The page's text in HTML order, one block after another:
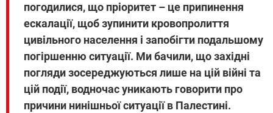
погодилися, що пріоритет – це припинення
ескалації, щоб зупинити кровопролиття
цивільного населення і запобігти подальшому
погіршенню ситуації. Ми бачили, що західні
погляди зосереджуються лише на цій війні та
цій події, водночас уникають говорити про
причини нинішньої ситуації в Палестині.